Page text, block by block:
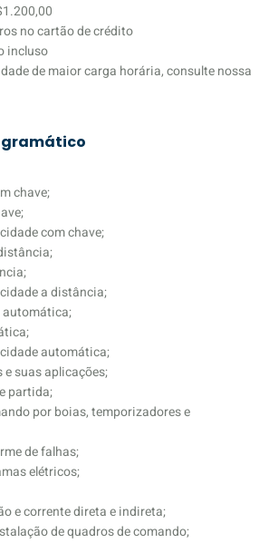
no cartão de crédito
incluso
de maior carga horária, consulte nossa
chave;
com chave;
a distância;
automática;
automática;
suas aplicações;
partida;
por boias, temporizadores e
de falhas;
elétricos;
e corrente direta e indireta;
de quadros de comando;